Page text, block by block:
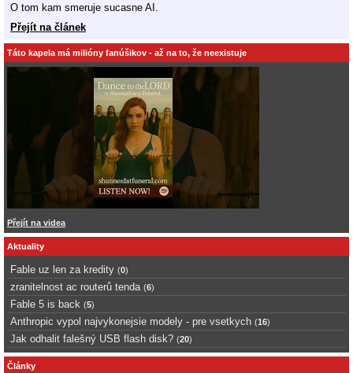
O tom kam smeruje sucasne AI.
Přejít na článek
Táto kapela má milióny fanúšikov - až na to, že neexistuje
Přejít na videa
Aktuality
Fable uz len za kredity (0)
zranitelnost ac routerů tenda (6)
Fable 5 is back (5)
Anthropic vypol najvykonejsie modely - pre vsetkych (16)
Jak odhalit falešný USB flash disk? (20)
Články